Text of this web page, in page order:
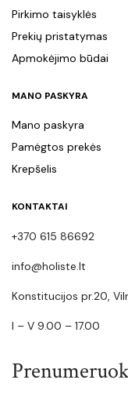
Pirkimo taisyklės
Prekių pristatymas
Apmokėjimo būdai
MANO PASKYRA
Mano paskyra
Pamėgtos prekės
Krepšelis
KONTAKTAI
+370 615 86692
info@holiste.lt
Konstitucijos pr.20,
I – V 9.00 – 17.00